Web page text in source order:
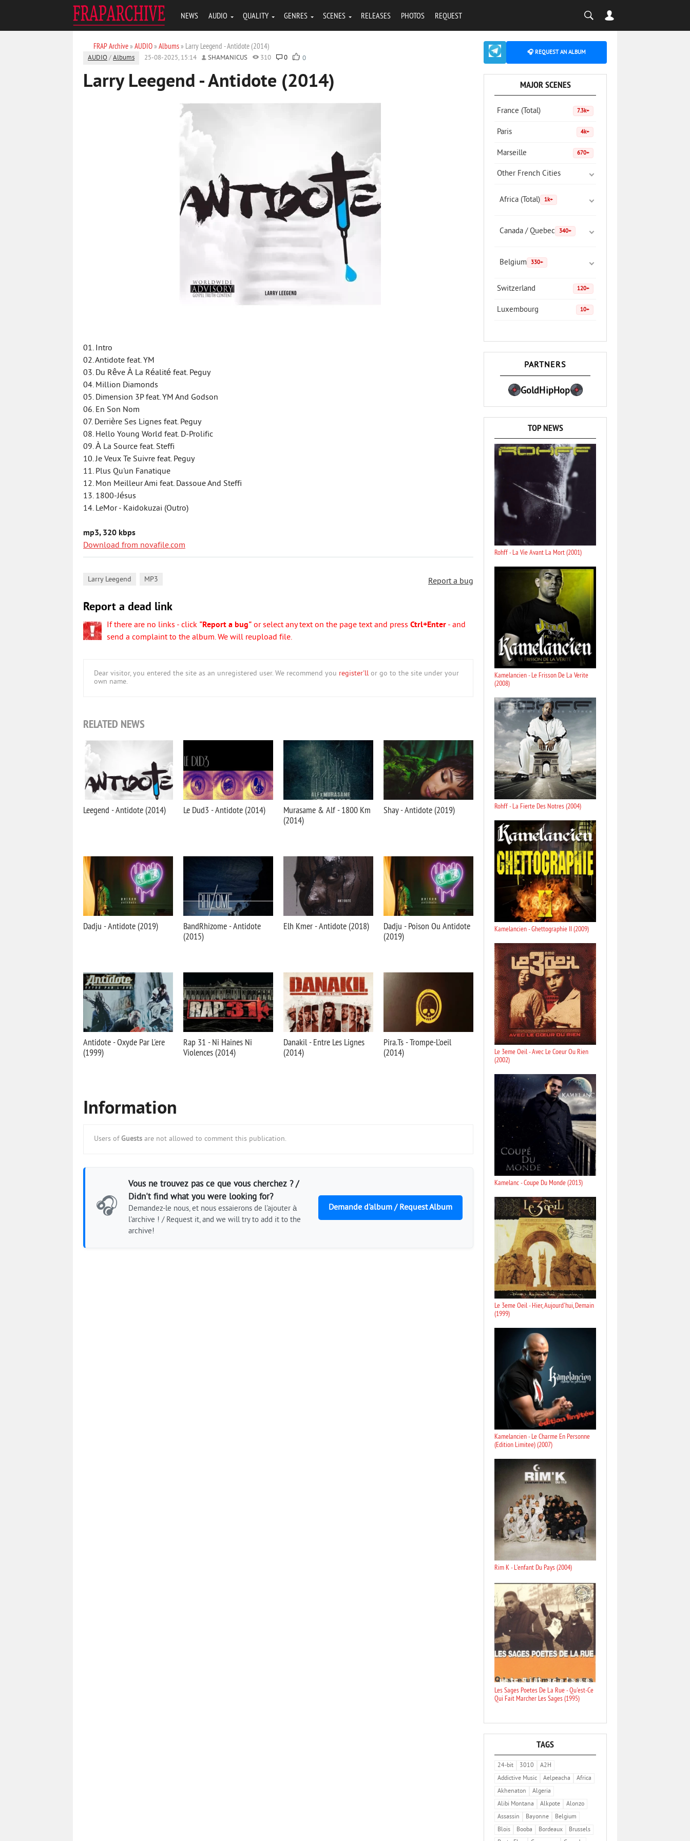
NEWS AUDIO QUALITY GENRES SCENES RELEASES PHOTOS REQUEST
FRAP Archive» AUDIO» Albums» Larry Leegend - Antidote (2014)
AUDIO /Albums 25-08-2025, 15:14 SHAMANICUS 310 0 0
Larry Leegend - Antidote (2014)
01. Intro
02. Antidote feat. YM
03. Du Rêve À La Réalité feat. Peguy
04. Million Diamonds
05. Dimension 3P feat. YM And Godson
06. En Son Nom
07. Derrière Ses Lignes feat. Peguy
08. Hello Young World feat. D-Prolific
09. À La Source feat. Steffi
10. Je Veux Te Suivre feat. Peguy
11. Plus Qu'un Fanatique
12. Mon Meilleur Ami feat. Dassoue And Steffi
13. 1800-Jésus
14. LeMor - Kaidokuzai (Outro)
mp3, 320 kbps
Download from novafile.com
Report a bug
Larry Leegend MP3
Report a dead link
If there are no links - click "Report a bug" or select any text on the page text and press Ctrl+Enter - and
send a complaint to the album. We will reupload file.
Dear visitor, you entered the site as an unregistered user. We recommend you register'll or go to the site under your
own name.
RELATED NEWS
Leegend - Antidote (2014) Le Dud3 - Antidote (2014)
Murasame & Alf - 1800 Km
(2014)
Shay - Antidote (2019)
Dadju - Antidote (2019)
BandRhizome - Antidote
(2015)
Elh Kmer - Antidote (2018)
Dadju - Poison Ou Antidote
(2019)
Antidote - Oxyde Par L'ere
(1999)
Rap 31 - Ni Haines Ni
Violences (2014)
Danakil - Entre Les Lignes
(2014)
Pira.Ts - Trompe-L’oeil
(2014)
Information
Users of Guests are not allowed to comment this publication.
🎧
Vous ne trouvez pas ce que vous cherchez ? /
Didn't find what you were looking for?
Demandez-le nous, et nous essaierons de l'ajouter à
l'archive ! / Request it, and we will try to add it to the
archive!
Demande d'album / Request Album
🎧 REQUEST AN ALBUM
MAJOR SCENES
France (Total) 7.3k+
Paris 4k+
Marseille 670+
Other French Cities
Africa (Total) 1k+
Canada / Quebec 340+
Belgium 330+
Switzerland 120+
Luxembourg 10+
PARTNERS
GoldHipHop
TOP NEWS
Rohff - La Vie Avant La Mort (2001)
Kamelancien - Le Frisson De La Verite
(2008)
Rohff - La Fierte Des Notres (2004)
Kamelancien - Ghettographie II (2009)
Le 3eme Oeil - Avec Le Coeur Ou Rien
(2002)
Kamelanc - Coupe Du Monde (2013)
Le 3eme Oeil - Hier, Aujourd'hui, Demain
(1999)
Kamelancien - Le Charme En Personne
(Edition Limitee) (2007)
Rim K - L'enfant Du Pays (2004)
Les Sages Poetes De La Rue - Qu'est-Ce
Qui Fait Marcher Les Sages (1995)
TAGS
24-bit 3010
A2H
Addictive Music
Aelpeacha
Africa
Akhenaton
Algeria
Alibi Montana
Alkpote
Alonzo
Assassin
Bayonne
Belgium
Blois
Booba Bordeaux
Brussels